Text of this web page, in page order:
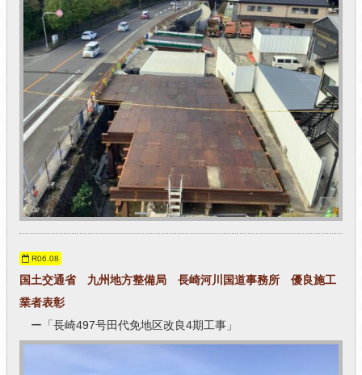
R06.08
国土交通省 九州地方整備局 長崎河川国道事務所 優良施工
業者表彰
ー「長崎497号田代免地区改良4期工事」